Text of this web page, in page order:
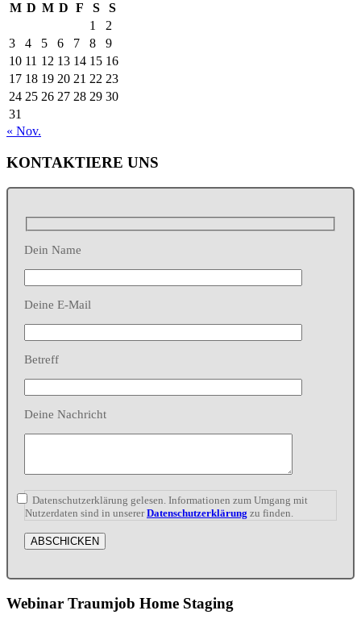
M D M D F S
S
1
2
3
4 5 6 7 8
9
10 11 12 13 14 15 16
17 18 19 20 21 22 23
24 25 26 27 28 29 30
31
« Nov.
KONTAKTIERE UNS
Dein Name
Deine E-Mail
Betreff
Deine Nachricht
Datenschutzerklärung gelesen. Informationen zum Umgang mit
Nutzerdaten sind in unsererDatenschutzerklärung zu finden.
Webinar Traumjob Home Staging